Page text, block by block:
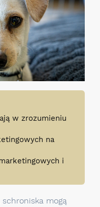
w zrozumieniu
na
i
mogą